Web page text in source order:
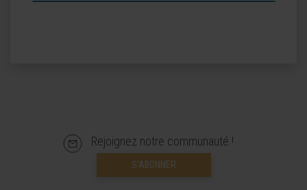
Rejoignez notre communauté !
S’ABONNER